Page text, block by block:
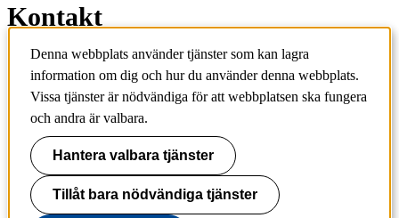
Kontakt
Kontakta utbildningsprogram
Kontakta kurs
IT-support
KTH Entré
KTH
100 44 Stockholm
+46 8 790 60 00
info@kth.se
Denna webbplats använder tjänster som kan lagra
information om dig och hur du använder denna webbplats.
Vissa tjänster är nödvändiga för att webbplatsen ska fungera
och andra är valbara.
Hantera valbara tjänster
Tillåt bara nödvändiga tjänster